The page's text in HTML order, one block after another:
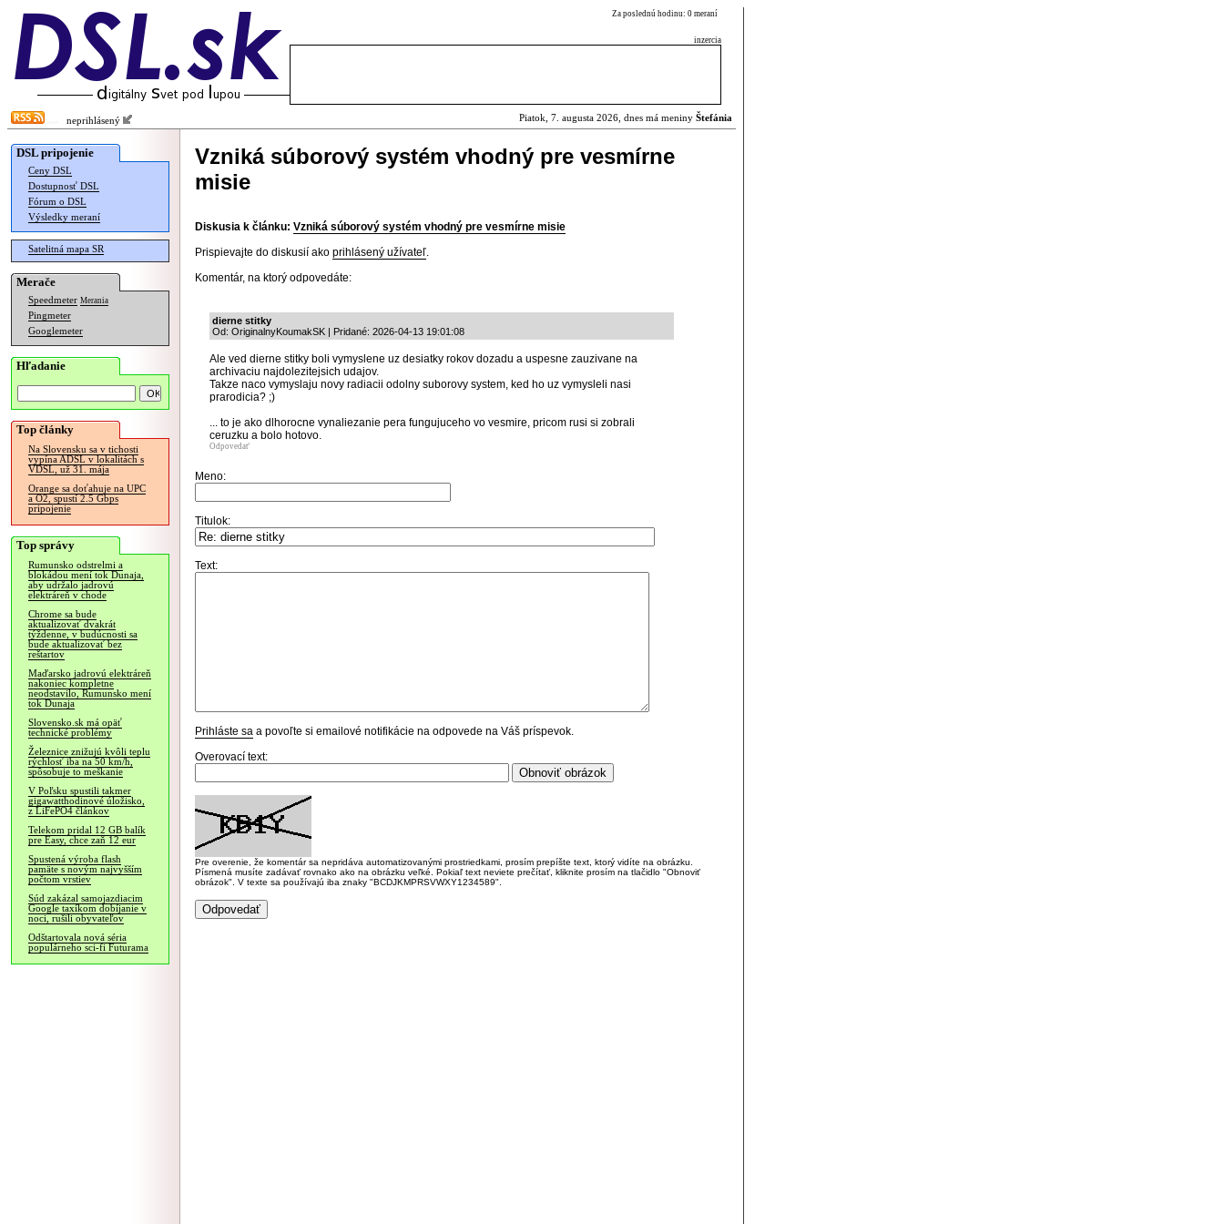
Za poslednú hodinu: 0 meraní
inzercia
neprihlásený Piatok, 7. augusta 2026, dnes má meniny Štefánia
DSL pripojenie
Ceny DSL
Dostupnosť DSL
Fórum o DSL
Výsledky meraní
Satelitná mapa SR
Merače
Speedmeter Merania
Pingmeter
Googlemeter
Hľadanie
Top články
Na Slovensku sa v tichosti
vypína ADSL v lokalitách s
VDSL, už 31. mája
Orange sa doťahuje na UPC
a O2, spustí 2.5 Gbps
pripojenie
Top správy
Rumunsko odstrelmi a
blokádou mení tok Dunaja,
aby udržalo jadrovú
elektráreň v chode
Chrome sa bude
aktualizovať dvakrát
týždenne, v budúcnosti sa
bude aktualizovať bez
reštartov
Maďarsko jadrovú elektráreň
nakoniec kompletne
neodstavilo, Rumunsko mení
tok Dunaja
Slovensko.sk má opäť
technické problémy
Železnice znižujú kvôli teplu
rýchlosť iba na 50 km/h,
spôsobuje to meškanie
V Poľsku spustili takmer
gigawatthodinové úložisko,
z LiFePO4 článkov
Telekom pridal 12 GB balík
pre Easy, chce zaň 12 eur
Spustená výroba flash
pamäte s novým najvyšším
počtom vrstiev
Súd zakázal samojazdiacim
Google taxíkom dobíjanie v
noci, rušili obyvateľov
Odštartovala nová séria
populárneho sci-fi Futurama
Vzniká súborový systém vhodný pre vesmírne
misie
Diskusia k článku: Vzniká súborový systém vhodný pre vesmírne misie
Prispievajte do diskusií ako prihlásený užívateľ.
Komentár, na ktorý odpovedáte:
dierne stitky
Od: OriginalnyKoumakSK | Pridané: 2026-04-13 19:01:08
Ale ved dierne stitky boli vymyslene uz desiatky rokov dozadu a uspesne zauzivane na
archivaciu najdolezitejsich udajov.
Takze naco vymyslaju novy radiacii odolny suborovy system, ked ho uz vymysleli nasi
prarodicia? ;)
... to je ako dlhorocne vynaliezanie pera fungujuceho vo vesmire, pricom rusi si zobrali
ceruzku a bolo hotovo.
Odpovedať
Meno:
Titulok:
Text:
Prihláste sa a povoľte si emailové notifikácie na odpovede na Váš príspevok.
Overovací text:
Pre overenie, že komentár sa nepridáva automatizovanými prostriedkami, prosím prepíšte text, ktorý vidíte na obrázku.
Písmená musíte zadávať rovnako ako na obrázku veľké. Pokiaľ text neviete prečítať, kliknite prosím na tlačidlo "Obnoviť
obrázok". V texte sa používajú iba znaky "BCDJKMPRSVWXY1234589".